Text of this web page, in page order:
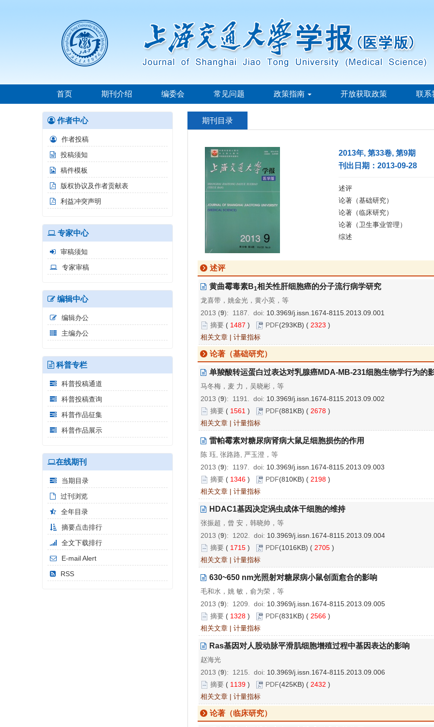
首页 期刊介绍 编委会 常见问题 政策指南 开放获取政策 联系
期刊目录
2013年, 第33卷, 第9期
刊出日期：2013-09-28
述评
论著（基础研究）
论著（临床研究）
论著（卫生事业管理）
综述
述评
黄曲霉毒素B1相关性肝细胞癌的分子流行病学研究
龙喜带，姚金光，黄小英，等
2013 (9): 1187. doi: 10.3969/j.issn.1674-8115.2013.09.001
摘要 ( 1487 ) PDF(293KB) ( 2323 )
相关文章 | 计量指标
论著（基础研究）
单羧酸转运蛋白过表达对乳腺癌MDA-MB-231细胞生物学行为的
马冬梅，麦 力，吴晓彬，等
2013 (9): 1191. doi: 10.3969/j.issn.1674-8115.2013.09.002
摘要 ( 1561 ) PDF(881KB) ( 2678 )
相关文章 | 计量指标
雷帕霉素对糖尿病肾病大鼠足细胞损伤的作用
陈 珏, 张路路, 严玉澄，等
2013 (9): 1197. doi: 10.3969/j.issn.1674-8115.2013.09.003
摘要 ( 1346 ) PDF(810KB) ( 2198 )
相关文章 | 计量指标
HDAC1基因决定涡虫成体干细胞的维持
张振超，曾 安，韩晓帅，等
2013 (9): 1202. doi: 10.3969/j.issn.1674-8115.2013.09.004
摘要 ( 1715 ) PDF(1016KB) ( 2705 )
相关文章 | 计量指标
630~650 nm光照射对糖尿病小鼠创面愈合的影响
毛和水，姚 敏，俞为荣，等
2013 (9): 1209. doi: 10.3969/j.issn.1674-8115.2013.09.005
摘要 ( 1328 ) PDF(831KB) ( 2566 )
相关文章 | 计量指标
Ras基因对人股动脉平滑肌细胞增殖过程中基因表达的影响
赵海光
2013 (9): 1215. doi: 10.3969/j.issn.1674-8115.2013.09.006
摘要 ( 1139 ) PDF(425KB) ( 2432 )
相关文章 | 计量指标
论著（临床研究）
作者中心
作者投稿
投稿须知
稿件模板
版权协议及作者贡献表
利益冲突声明
专家中心
审稿须知
专家审稿
编辑中心
编辑办公
主编办公
科普专栏
科普投稿通道
科普投稿查询
科普作品征集
科普作品展示
在线期刊
当期目录
过刊浏览
全年目录
摘要点击排行
全文下载排行
E-mail Alert
RSS